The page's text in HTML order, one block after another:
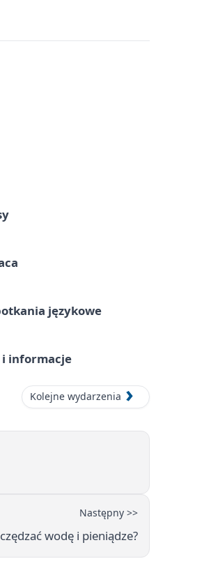
językowe
i informacje
Kolejne wydarzenia
Następny >>
wodę i pieniądze?